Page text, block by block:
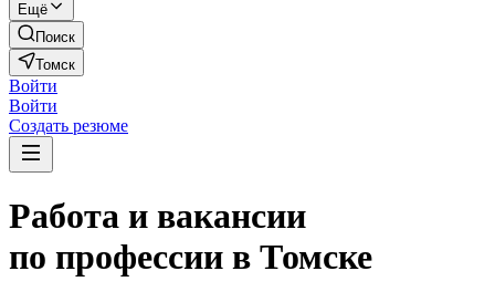
Ещё
Поиск
Томск
Войти
Войти
Создать резюме
Работа и вакансии
по профессии в Томске